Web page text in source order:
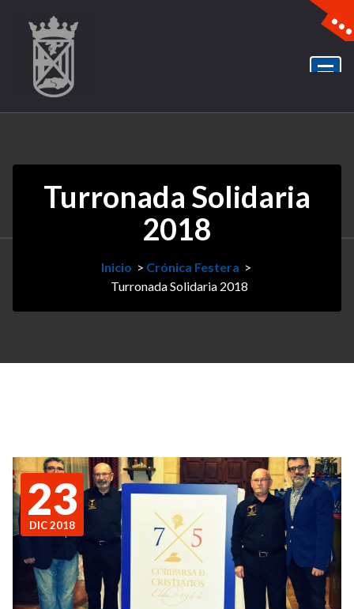
Turronada Solidaria
2018
Inicio > Crónica Festera >
Turronada Solidaria 2018
23
DIC 2018